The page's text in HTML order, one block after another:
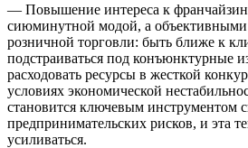
― Повышение интереса к
сиюминутной модой, а объективными
розничной торговли: быть ближе к
подстраиваться под конъюнктурные
расходовать ресурсы в жесткой
условиях экономической
становится ключевым инструментом
предпринимательских рисков, и эта
усиливаться.